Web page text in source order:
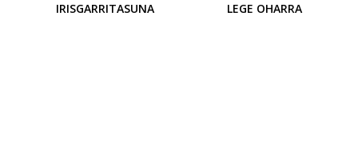
IRISGARRITASUNA
LEGE OHARRA